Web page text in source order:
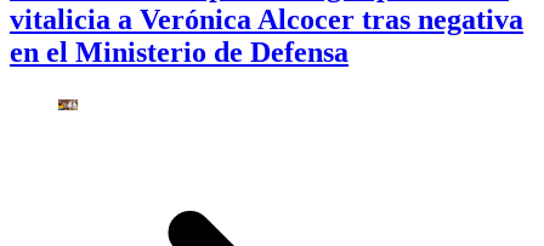
vitalicia a Verónica Alcocer tras negativa
en el Ministerio de Defensa